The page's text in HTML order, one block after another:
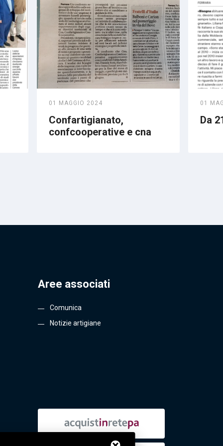
01 MAGGIO 2024
Confartigianato,
confcooperative e cna
01
Da
Aree associati
Comunica
Notizie artigiane